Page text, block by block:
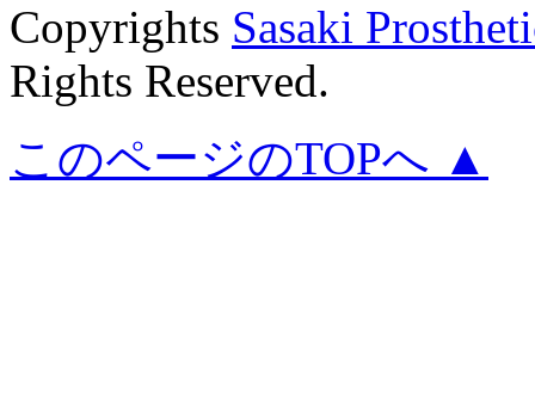
Copyrights Sasaki
Rights Reserved.
このページのTOPへ ▲